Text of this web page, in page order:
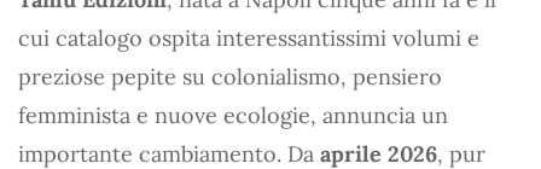
cui catalogo ospita interessantissimi volumi e
preziose pepite su colonialismo, pensiero
femminista e nuove ecologie, annuncia un
importante cambiamento. Da aprile 2026, pur